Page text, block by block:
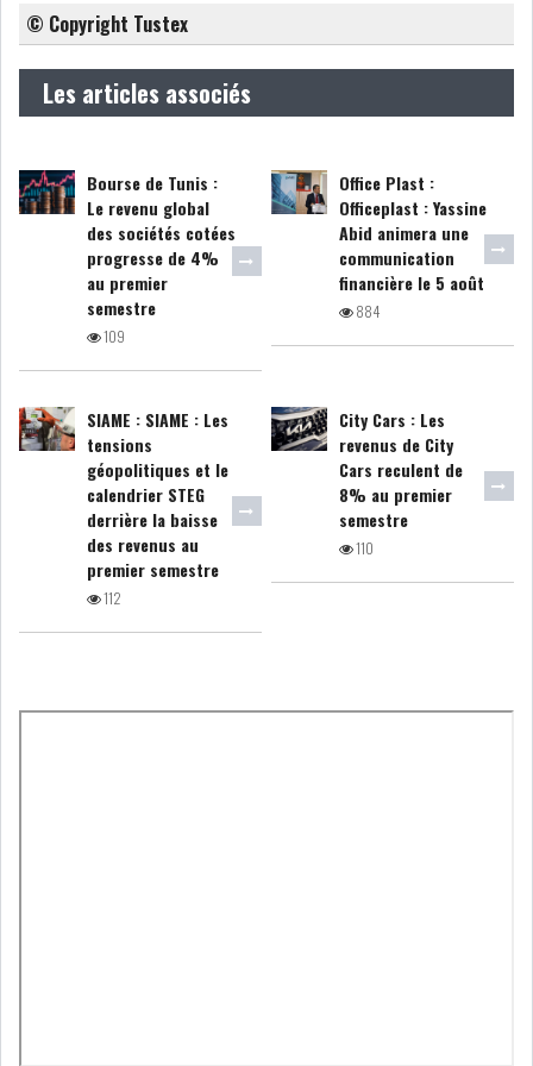
DISTRIBUTION
COMPOSANTS
AUTOMOBILES
CHIMIE
AUTOMOBILE
HOLDING INDUSTRIEL
AGRO-ALIMENTAIRE DIVERS
© Copyright Tustex
Les articles associés
Bourse de Tunis :
Le revenu global
des sociétés cotées
progresse de 4%
au premier
semestre
109
Office Plast :
Officeplast : Yassine
Abid animera une
communication
financière le 5 août
884
SIAME : SIAME : Les
tensions
géopolitiques et le
calendrier STEG
derrière la baisse
des revenus au
premier semestre
112
City Cars : Les
revenus de City
Cars reculent de
8% au premier
semestre
110